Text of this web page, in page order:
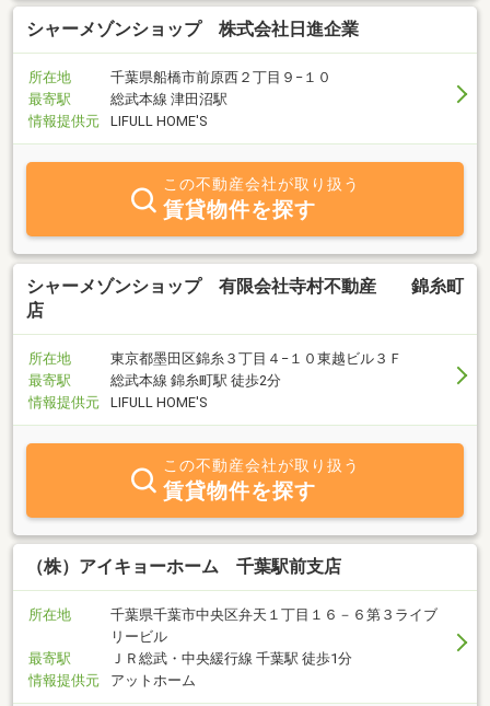
シャーメゾンショップ 株式会社日進企業
所在地
千葉県船橋市前原西２丁目９−１０
最寄駅
総武本線 津田沼駅
情報提供元
LIFULL HOME'S
この不動産会社が取り扱う
賃貸物件を探す
シャーメゾンショップ 有限会社寺村不動産 錦糸町
店
所在地
東京都墨田区錦糸３丁目４−１０東越ビル３Ｆ
最寄駅
総武本線 錦糸町駅 徒歩2分
情報提供元
LIFULL HOME'S
この不動産会社が取り扱う
賃貸物件を探す
（株）アイキョーホーム 千葉駅前支店
所在地
千葉県千葉市中央区弁天１丁目１６－６第３ライブ
リービル
最寄駅
ＪＲ総武・中央緩行線 千葉駅 徒歩1分
情報提供元
アットホーム